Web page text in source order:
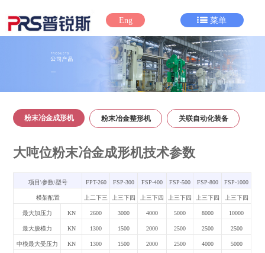
菜单
Eng
粉末冶金成形机 粉末冶金整形机 关联自动化装备
大吨位粉末冶金成形机技术参数
项目\参数\型号 FPT-260 FSP-300 FSP-400 FSP-500 FSP-800 FSP-1000
模架配置 上二下三 上三下四 上三下四 上三下四 上三下四 上三下四
最大加压力 KN 2600 3000 4000 5000 8000 10000
最大脱模力 KN 1300 1500 2000 2500 2500 2500
中模最大受压力 KN 1300 1500 2000 2500 4000 5000